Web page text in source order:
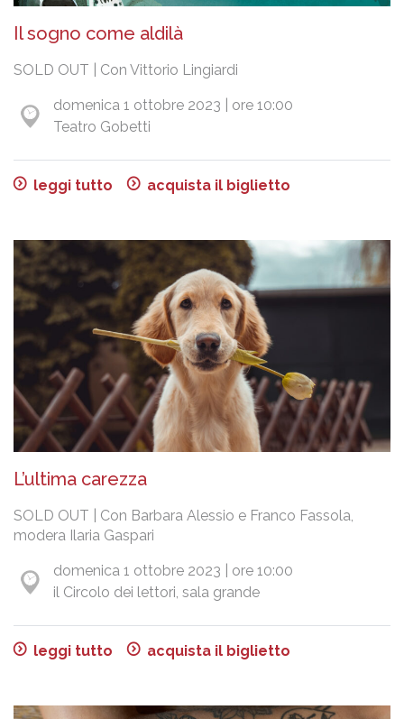
Il sogno come aldilà
SOLD OUT | Con Vittorio Lingiardi
domenica 1 ottobre 2023 | ore 10:00
Teatro Gobetti
leggi tutto acquista il biglietto
L’ultima carezza
SOLD OUT | Con Barbara Alessio e Franco Fassola,
modera Ilaria Gaspari
domenica 1 ottobre 2023 | ore 10:00
il Circolo dei lettori, sala grande
leggi tutto acquista il biglietto